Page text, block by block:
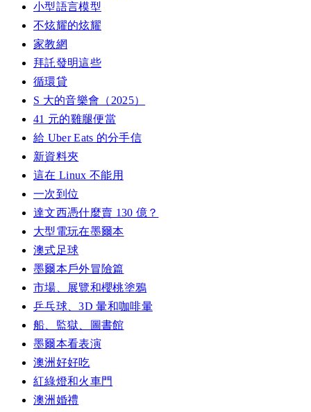
小型語言模型
不炫耀的炫耀
家教網
拜託發明這些
循環貸
S 大的音樂會（2025）
41 元的雞腿便當
給 Uber Eats 的分手信
新資料夾
這在 Linux 不能用
一次到位
達文西憑什麼賣 130 億？
大型電玩在墨爾本
澳式足球
墨爾本戶外冒險篇
市場、展覽和櫻桃塗鴉
乒乓球、3D 暈和咖啡暈
船、監獄、圖書館
墨爾本看表演
澳洲好好吃
紅綠燈和火車門
澳洲婚禮